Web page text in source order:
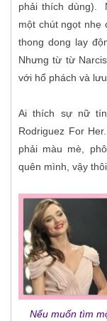
phải thích dùng).
một chút ngọt nhẹ
thong dong lay
Nhưng từ từ
với hổ phách và
Ai thích sự nữ
Rodriguez For
phải màu mè,
quên mình, vậy
Nếu muốn tìm